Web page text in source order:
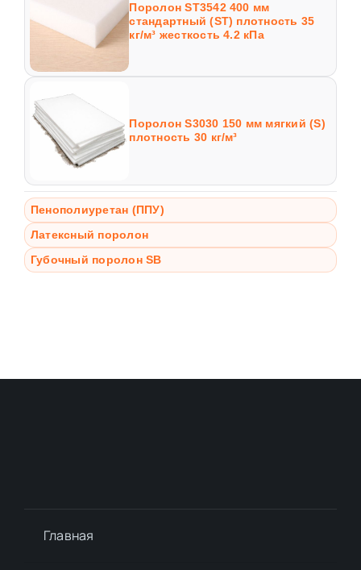
Поролон ST3542 400 мм
стандартный (ST) плотность 35
кг/м³ жесткость 4.2 кПа
Поролон S3030 150 мм мягкий (S)
плотность 30 кг/м³
Пенополиуретан (ППУ)
Латексный поролон
Губочный поролон SB
Главная